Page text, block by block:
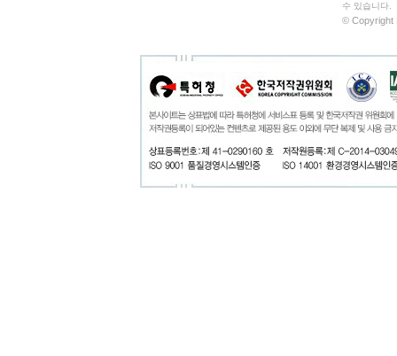
수 있습니다.
© Copyright